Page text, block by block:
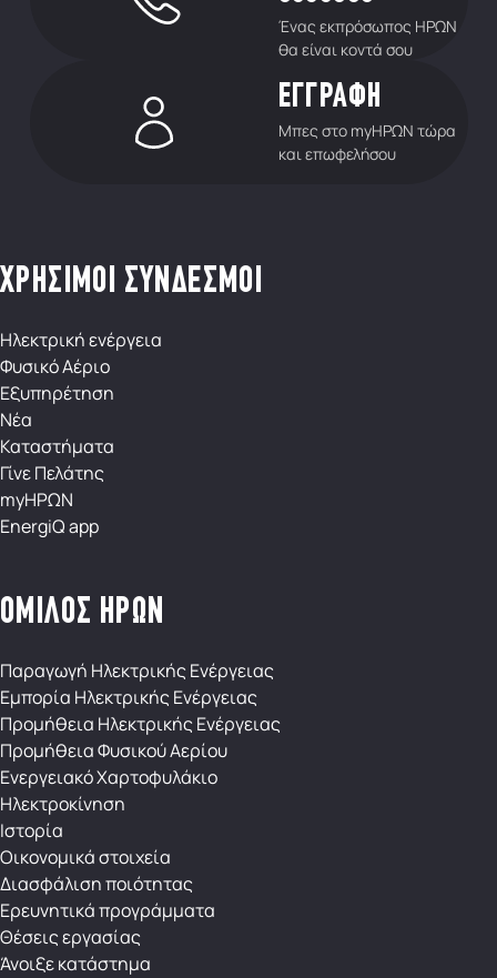
Ένας εκπρόσωπος ΗΡΩΝ
θα είναι κοντά σου
ΕΓΓΡΑΦΗ
Μπες στο myΗΡΩΝ τώρα
και επωφελήσου
ΧΡΗΣΙΜΟΙ ΣΥΝΔΕΣΜΟΙ
Ηλεκτρική ενέργεια
Φυσικό Αέριο
Εξυπηρέτηση
Νέα
Καταστήματα
Γίνε Πελάτης
myΗΡΩΝ
EnergiQ app
ΟΜΙΛΟΣ ΗΡΩΝ
Παραγωγή Ηλεκτρικής Ενέργειας
Εμπορία Ηλεκτρικής Ενέργειας
Προμήθεια Ηλεκτρικής Ενέργειας
Προμήθεια Φυσικού Αερίου
Ενεργειακό Χαρτοφυλάκιο
Ηλεκτροκίνηση
Ιστορία
Οικονομικά στοιχεία
Διασφάλιση ποιότητας
Eρευνητικά προγράμματα
Θέσεις εργασίας
Άνοιξε κατάστημα